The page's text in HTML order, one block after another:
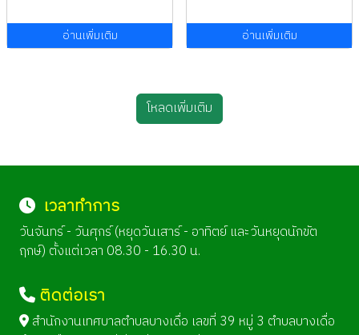
อ่านเพิ่มเติม อ่านเพิ่มเติม
โหลดเพิ่มเติม
เวลาทำการ
วันจันทร์ - วันศุกร์ (หยุดวันเสาร์ - อาทิตย์ และวันหยุดนักขัต
ฤกษ์) ตั้งแต่เวลา 08.30 - 16.30 น.
ติดต่อเรา
สำนักงานเทศบาลตำบลบางเดื่อ เลขที่ 39 หมู่ 3 ตำบลบางเดื่อ